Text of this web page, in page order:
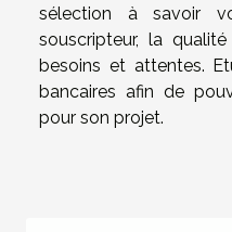
sélection à savoir
souscripteur, la
besoins et attentes.
bancaires afin de
pour son projet.